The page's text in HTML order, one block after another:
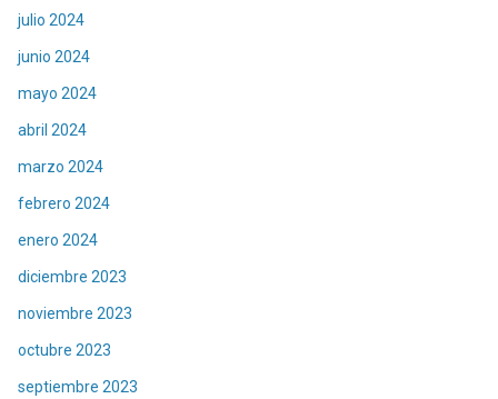
julio 2024
junio 2024
mayo 2024
abril 2024
marzo 2024
febrero 2024
enero 2024
diciembre 2023
noviembre 2023
octubre 2023
septiembre 2023